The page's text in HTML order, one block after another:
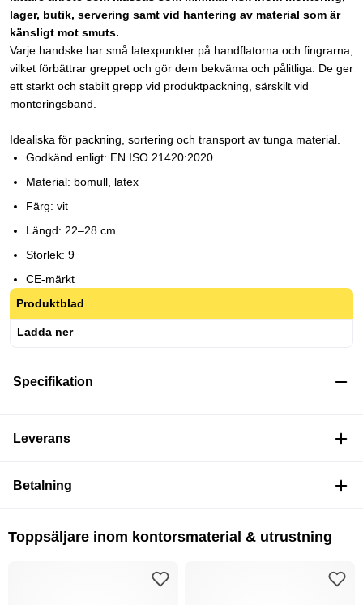
lager, butik, servering samt vid hantering av material som är
känsligt mot smuts.
Varje handske har små latexpunkter på handflatorna och fingrarna,
vilket förbättrar greppet och gör dem bekväma och pålitliga. De ger
ett starkt och stabilt grepp vid produktpackning, särskilt vid
monteringsband.
Idealiska för packning, sortering och transport av tunga material.
Godkänd enligt: EN ISO 21420:2020
Material: bomull, latex
Färg: vit
Längd: 22–28 cm
Storlek: 9
CE-märkt
Produktblad
Ladda ner
Specifikation
Leverans
Betalning
Toppsäljare inom kontorsmaterial & utrustning